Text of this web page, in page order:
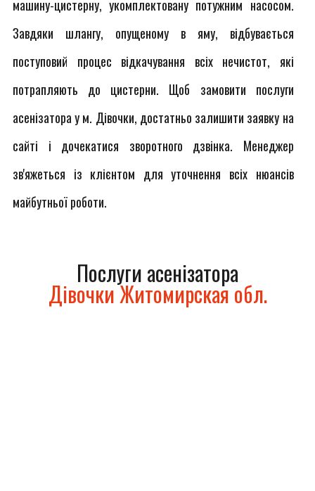
машину-цистерну, укомплектовану потужним насосом.
Завдяки шлангу, опущеному в яму, відбувається
поступовий процес відкачування всіх нечистот, які
потрапляють до цистерни. Щоб замовити послуги
асенізатора у м. Дівочки, достатньо залишити заявку на
сайті і дочекатися зворотного дзвінка. Менеджер
зв'яжеться із клієнтом для уточнення всіх нюансів
майбутньої роботи.
Послуги асенізатора
Дівочки Житомирская обл.